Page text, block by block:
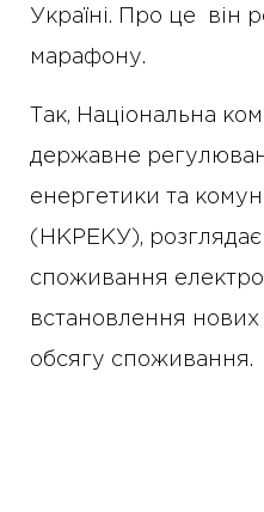
Україні. Про це він
марафону.
Так, Національна
державне
енергетики та
(НКРЕКУ),
споживання
встановлення нових
обсягу споживання.